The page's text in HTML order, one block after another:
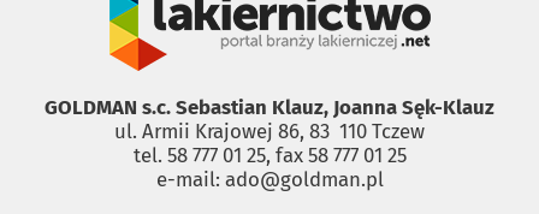
GOLDMAN s.c. Sebastian Klauz, Joanna Sęk-Klauz
ul. Armii Krajowej 86, 83 ­ 110 Tczew
tel. 58 777 01 25, fax 58 777 01 25
e-mail: ado@goldman.pl